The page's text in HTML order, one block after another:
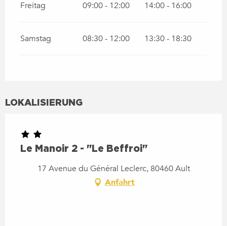
Freitag 09:00 - 12:00 14:00 - 16:00
Samstag 08:30 - 12:00 13:30 - 18:30
LOKALISIERUNG
Le Manoir 2 - "Le Beffroi"
17 Avenue du Général Leclerc, 80460 Ault
Anfahrt